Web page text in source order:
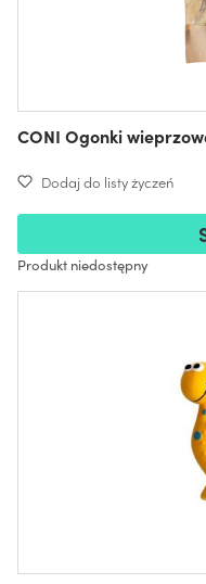
CONI Ogonki
Dodaj do listy życzeń
Produkt niedostępny